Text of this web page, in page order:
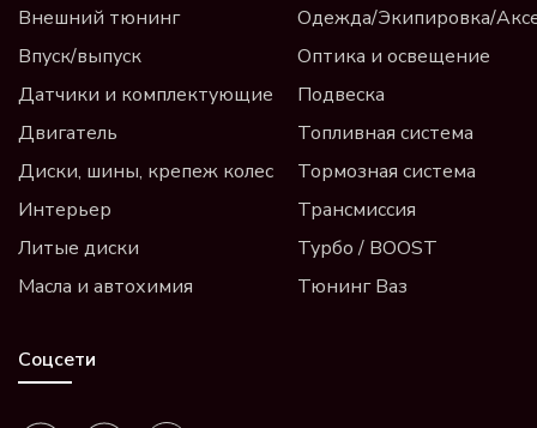
Внешний тюнинг
Впуск/выпуск
Датчики и комплектующие
Двигатель
Диски, шины, крепеж колес
Интерьер
Литые диски
Масла и автохимия
Одежда/Экипировка/
Оптика и освещение
Подвеска
Топливная система
Тормозная система
Трансмиссия
Турбо / BOOST
Тюнинг Ваз
Соцсети